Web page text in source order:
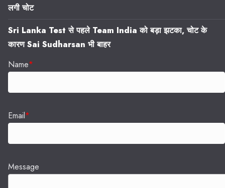
लगी चोट
Sri Lanka Test से पहले Team India को बड़ा झटका, चोट के
कारण Sai Sudharsan भी बाहर
Name*
Email*
Message